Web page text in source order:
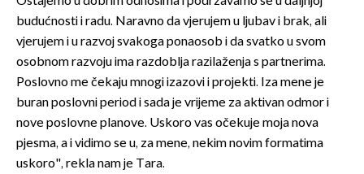
budućnosti i radu. Naravno da vjerujem u ljubav i brak, ali
vjerujem i u razvoj svakoga ponaosob i da svatko u svom
osobnom razvoju ima razdoblja razilaženja s partnerima.
Poslovno me čekaju mnogi izazovi i projekti. Iza mene je
buran poslovni period i sada je vrijeme za aktivan odmor i
nove poslovne planove. Uskoro vas očekuje moja nova
pjesma, a i vidimo se u, za mene, nekim novim formatima
uskoro", rekla nam je Tara.